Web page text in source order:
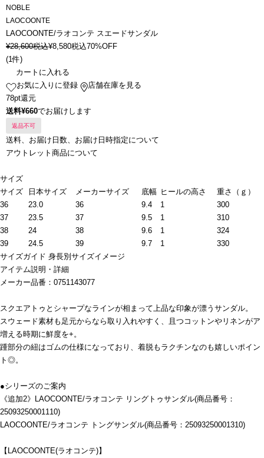
NOBLE
LAOCOONTE
LAOCOONTE/ラオコンテ スエードサンダル
¥28,600税込¥8,580税込70%OFF
(1件)
カートに入れる
お気に入りに登録
店舗在庫を見る
78pt還元
送料¥660でお届けします
返品不可
送料、お届け日数、お届け日時指定について
アウトレット商品について
サイズ
サイズ
日本サイズ メーカーサイズ 底幅 ヒールの高さ
重さ（ｇ）
36
23.0 36 9.4 1
300
37
23.5 37 9.5 1
310
38
24 38 9.6 1
324
39
24.5 39 9.7 1
330
サイズガイド 身長別サイズイメージ
アイテム説明・詳細
メーカー品番：0751143077
スクエアトゥとシャープなラインが相まって上品な印象が漂うサンダル。
スウェード素材も足元からなら取り入れやすく、且つコットンやリネンがア
増える時期に鮮度を+。
踵部分の紐はゴムの仕様になっており、着脱もラクチンなのも嬉しいポイン
ト◎。
●シリーズのご案内
《追加2》LAOCOONTE/ラオコンテ リングトゥサンダル(商品番号：
25093250001110)
LAOCOONTE/ラオコンテ トングサンダル(商品番号：25093250001310)
【LAOCOONTE(ラオコンテ)】